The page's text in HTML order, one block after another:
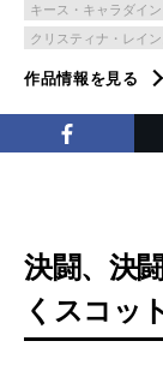
キース・キャラダイン
クリスティナ・レイ
作品情報を見る
決闘、決
くスコッ